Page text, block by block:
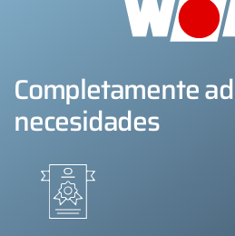
Completamente
necesidades